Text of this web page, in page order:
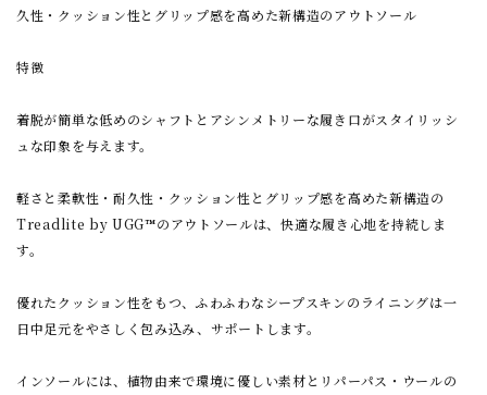
久性・クッション性とグリップ感を高めた新構造のアウトソール
特徴
着脱が簡単な低めのシャフトとアシンメトリーな履き口がスタイリッシ
ュな印象を与えます。
軽さと柔軟性・耐久性・クッション性とグリップ感を高めた新構造の
Treadlite by UGG™のアウトソールは、快適な履き心地を持続しま
す。
優れたクッション性をもつ、ふわふわなシープスキンのライニングは一
日中足元をやさしく包み込み、サポートします。
インソールには、植物由来で環境に優しい素材とリパーパス・ウールの